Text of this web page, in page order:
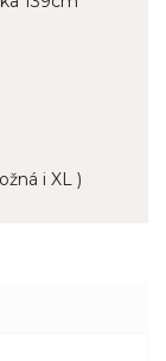
i XL )